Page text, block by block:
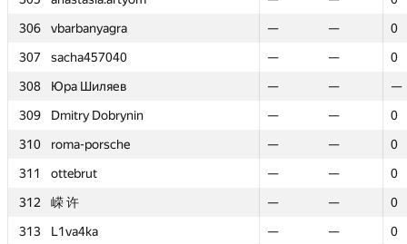
306
vbarbanyagra — —
0
307
sacha457040 — —
0
308
Юра Шиляев — —
—
309
Dmitry Dobrynin — —
0
310
roma-porsche — —
0
311
ottebrut — —
0
312
嵘 许 — —
0
313
L1va4ka — —
0
306
vbarbanyagra — —
0
307
sacha457040 — —
0
308
Юра Шиляев — —
—
309
Dmitry Dobrynin — —
0
310
roma-porsche — —
0
311
ottebrut — —
0
312
嵘 许 — —
0
313
L1va4ka — —
0